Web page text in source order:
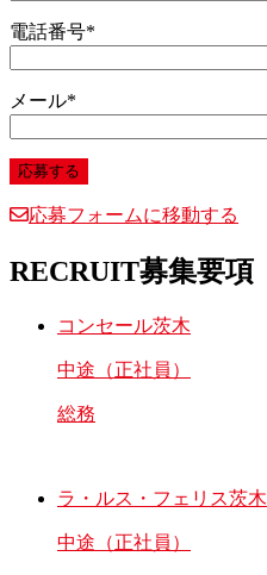
電話番号*
メール*
応募フォームに移動する
RECRUIT募集要項
コンセール茨木
中途（正社員）
総務
ラ・ルス・フェリス茨木
中途（正社員）